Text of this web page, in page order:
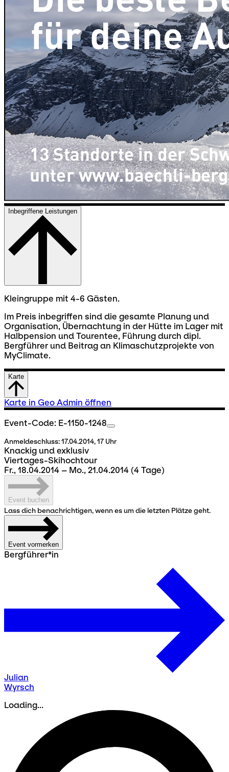
Inbegriffene Leistungen
Kleingruppe mit 4-6 Gästen.
Im Preis inbegriffen sind die gesamte Planung und
Organisation, Übernachtung in der Hütte im Lager mit
Halbpension und Tourentee, Führung durch dipl.
Bergführer und Beitrag an Klimaschutzprojekte von
MyClimate.
Karte
Karte in Geo Admin öffnen
Event-Code: E-1150-1248
Anmeldeschluss:17.04.2014, 17 Uhr
Knackig und exklusiv
Viertages-Skihochtour
Fr., 18.04.2014 – Mo., 21.04.2014 (4 Tage)
Event buchen
Lass dich benachrichtigen, wenn es um die letzten Plätze geht.
Event vormerken
Bergführer*in
Julian
Wyrsch
Loading...